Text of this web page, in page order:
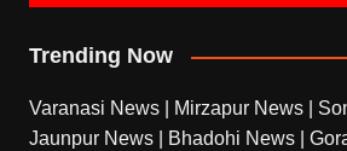
Trending Now
Varanasi News Mirzapur News
Jaunpur News
Bhadohi News